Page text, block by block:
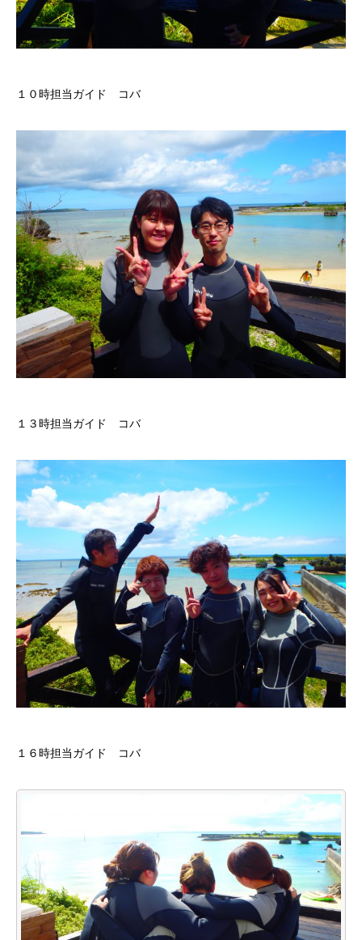
１０時担当ガイド コバ
１３時担当ガイド コバ
１６時担当ガイド コバ